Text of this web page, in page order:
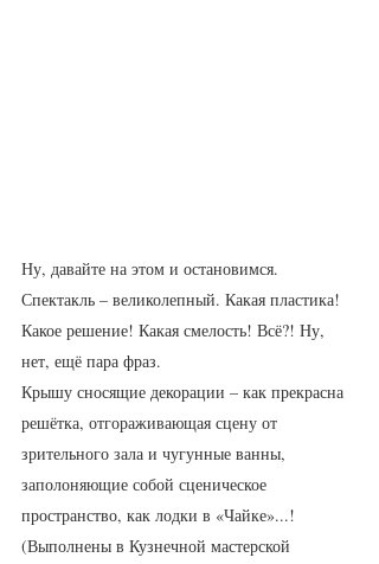
Ну, давайте на этом и остановимся.
Спектакль – великолепный. Какая пластика!
Какое решение! Какая смелость! Всё?! Ну,
нет, ещё пара фраз.
Крышу сносящие декорации – как прекрасна
решётка, отгораживающая сцену от
зрительного зала и чугунные ванны,
заполоняющие собой сценическое
пространство, как лодки в «Чайке»...!
(Выполнены в Кузнечной мастерской